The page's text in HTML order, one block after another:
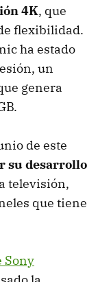
4K, que
flexibilidad.
ha estado
un
genera
de este
su desarrollo
televisión,
que tiene
Sony